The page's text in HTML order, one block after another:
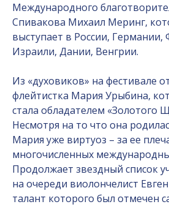
Международного
Спивакова Михаил Меринг,
выступает в России,
Израили, Дании, Венгрии.
Из «духовиков» на фестивале
флейтистка Мария Урыбина,
стала обладателем «Золотого
Несмотря на то что она
Мария уже виртуоз – за ее
многочисленных
Продолжает звездный список
на очереди виолончелист
талант которого был отмечен